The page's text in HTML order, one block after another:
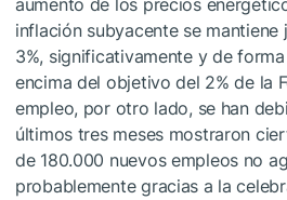
aumento de los precios
inflación subyacente se
3%, significativamente y de
encima del objetivo del 2% de la
empleo, por otro lado, se han
últimos tres meses mostraron
de 180.000 nuevos empleos no
probablemente gracias a la